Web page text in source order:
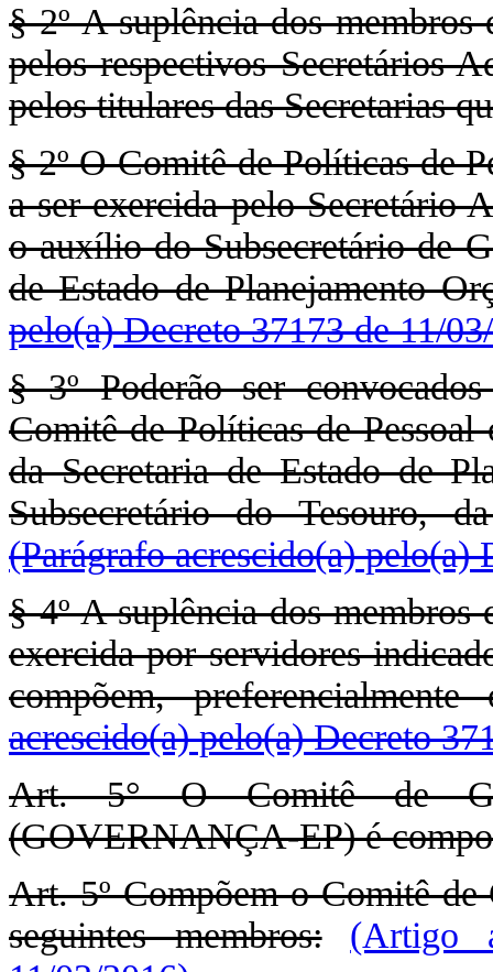
§ 2º A suplência dos
pelos respectivos Secretários
pelos titulares das Secretarias
§ 2º O Comitê de Políticas de
a ser exercida pelo Secretário
o auxílio do Subsecretário de
de Estado de Planejamento
pelo(a) Decreto 37173 de 11/
§ 3º Poderão ser
Comitê de Políticas de
da Secretaria de Estado de
Subsecretário do Tesouro,
(Parágrafo acrescido(a) pelo(a)
§ 4º A suplência dos membros
exercida por servidores
compõem,
acrescido(a) pelo(a) Decreto
Art. 5° O Comitê de
(GOVERNANÇA-EP) é
Art. 5º Compõem o Comitê de
seguintes membros:
(Artigo